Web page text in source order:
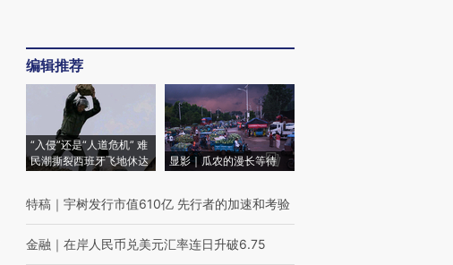
编辑推荐
“入侵”还是“人道危机” 难
民潮撕裂西班牙飞地休达
显影｜瓜农的漫长等待
特稿 ｜ 宇树发行市值610亿 先行者的加速和考验
金融 ｜ 在岸人民币兑美元汇率连日升破6.75